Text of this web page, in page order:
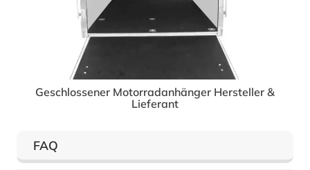
Geschlossener Motorradanhänger Hersteller &
Lieferant
FAQ